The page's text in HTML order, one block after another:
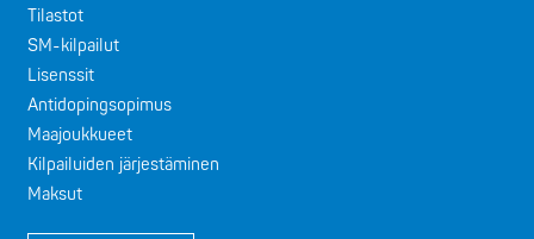
Tilastot
SM-kilpailut
Lisenssit
Antidopingsopimus
Maajoukkueet
Kilpailuiden järjestäminen
Maksut